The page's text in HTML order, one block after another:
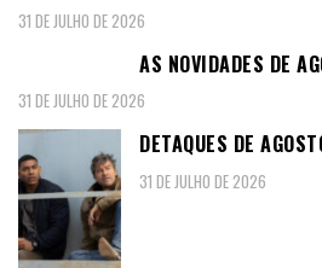
31 DE JULHO DE 2026
AS NOVIDADES DE
31 DE JULHO DE 2026
DETAQUES DE
31 DE JULHO DE 2026